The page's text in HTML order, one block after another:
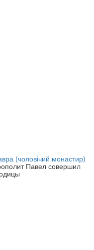
(чоловічий монастир)
Павел совершил